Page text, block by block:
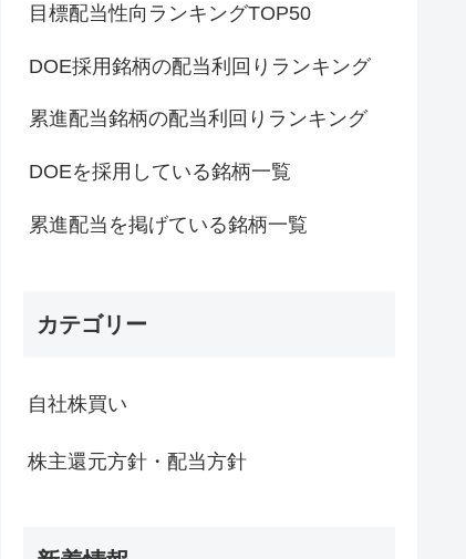
目標配当性向ランキングTOP50
DOE採用銘柄の配当利回りランキング
累進配当銘柄の配当利回りランキング
DOEを採用している銘柄一覧
累進配当を掲げている銘柄一覧
カテゴリー
自社株買い
株主還元方針・配当方針